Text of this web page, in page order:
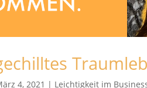
4, 2021 | Leichtigkeit im